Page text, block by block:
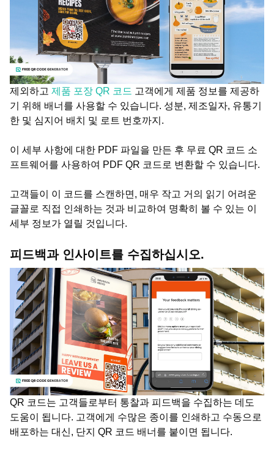
제외하고 제품 포장 QR 코드 고객에게 제품 정보를 제공하
기 위해 배너를 사용할 수 있습니다. 성분, 제조일자, 유통기
한 및 심지어 배치 및 로트 번호까지.
이 세부 사항에 대한 PDF 파일을 만든 후 무료 QR 코드 소
프트웨어를 사용하여 PDF QR 코드로 변환할 수 있습니다.
고객들이 이 코드를 스캔하면, 매우 작고 거의 읽기 어려운
글꼴로 직접 인쇄하는 것과 비교하여 명확히 볼 수 있는 이
세부 정보가 열릴 것입니다.
피드백과 인사이트를 수집하십시오.
QR 코드는 고객들로부터 통찰과 피드백을 수집하는 데도
도움이 됩니다. 고객에게 수많은 종이를 인쇄하고 수동으로
배포하는 대신, 단지 QR 코드 배너를 붙이면 됩니다.